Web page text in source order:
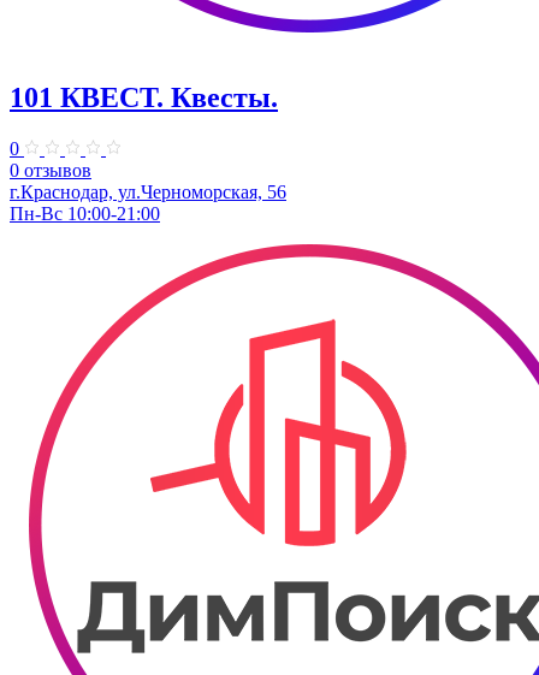
101 КВЕСТ. Квесты.
0
0 отзывов
г.Краснодар, ул.Черноморская, 56
Пн-Вс 10:00-21:00